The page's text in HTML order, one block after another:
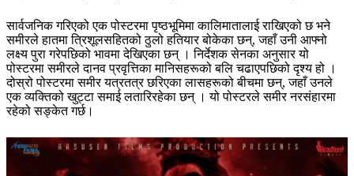
सार्वजनिक गरिएको एक पोस्टरमा पृष्ठभूमिमा कालिमातालाई राखिएको छ भने
समीरले हातमा त्रिशूलसहितको ठुलो हतियार बोकेका छन्, जहाँ उनी आफ्नो
लक्ष्य पुरा गरेपछिको भावमा देखिएका छन् । निर्देशक सेनका अनुसार यो
पोस्टरमा समीरले दानव प्रवृत्तिका मानिसहरूको बलि चढाएपछिको दृश्य हो ।
दोस्रो पोस्टरमा समीर यत्रतत्र छरिएका लासहरूको बीचमा छन्, जहाँ उनले
एक व्यक्तिको खुट्टा समाई लतारिरहेका छन् । यो पोस्टरले समीर नरसंहारमा
रहेको सङ्केत गर्छ।